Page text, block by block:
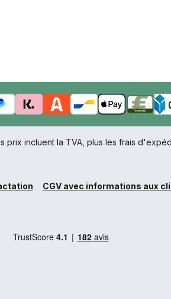
prix incluent la TVA, plus les frais
CGV avec informations aux